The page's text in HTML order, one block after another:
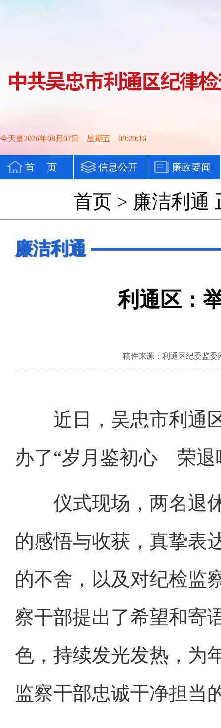
今天是2026年08月07日 星期五 09:29:16
首 页 信息公开 廉政要闻
首页 > 廉洁利通
廉洁利通
利通区：
稿件来源：利通区纪委监委
近日，吴忠市利通区
办了“岁月鉴初心 荣退
仪式现场，两名退休
的感悟与收获，真挚表
的不舍，以及对纪检监
察干部提出了希望和寄
色，持续发光发热，为
监察干部忠诚干净担当